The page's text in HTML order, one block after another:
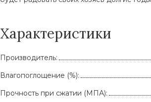
Характеристики
Производитель:
Влагопоглощение (%):
Прочность при сжатии (МПА):